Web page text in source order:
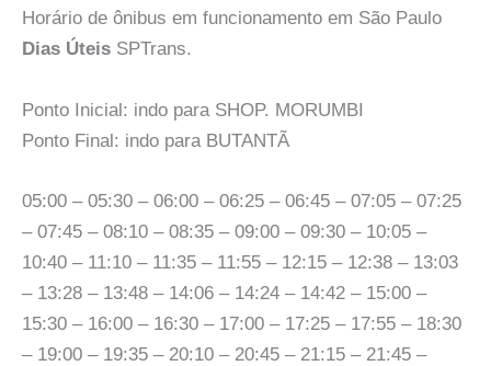
Horário de ônibus em funcionamento em São Paulo
Dias Úteis SPTrans.
Ponto Inicial: indo para SHOP. MORUMBI
Ponto Final: indo para BUTANTÃ
05:00 – 05:30 – 06:00 – 06:25 – 06:45 – 07:05 – 07:25
– 07:45 – 08:10 – 08:35 – 09:00 – 09:30 – 10:05 –
10:40 – 11:10 – 11:35 – 11:55 – 12:15 – 12:38 – 13:03
– 13:28 – 13:48 – 14:06 – 14:24 – 14:42 – 15:00 –
15:30 – 16:00 – 16:30 – 17:00 – 17:25 – 17:55 – 18:30
– 19:00 – 19:35 – 20:10 – 20:45 – 21:15 – 21:45 –